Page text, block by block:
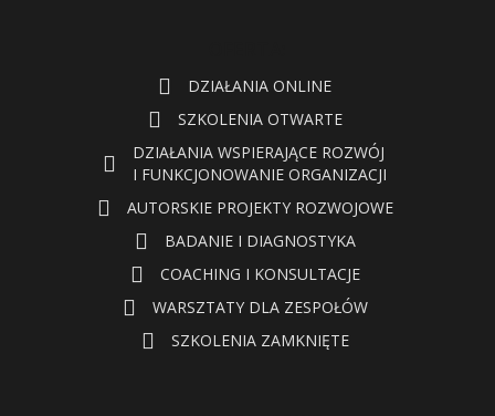
DZIAŁANIA ONLINE
SZKOLENIA OTWARTE
DZIAŁANIA WSPIERAJĄCE ROZWÓJ
I FUNKCJONOWANIE ORGANIZACJI
AUTORSKIE PROJEKTY ROZWOJOWE
BADANIE I DIAGNOSTYKA
COACHING I KONSULTACJE
WARSZTATY DLA ZESPOŁÓW
SZKOLENIA ZAMKNIĘTE